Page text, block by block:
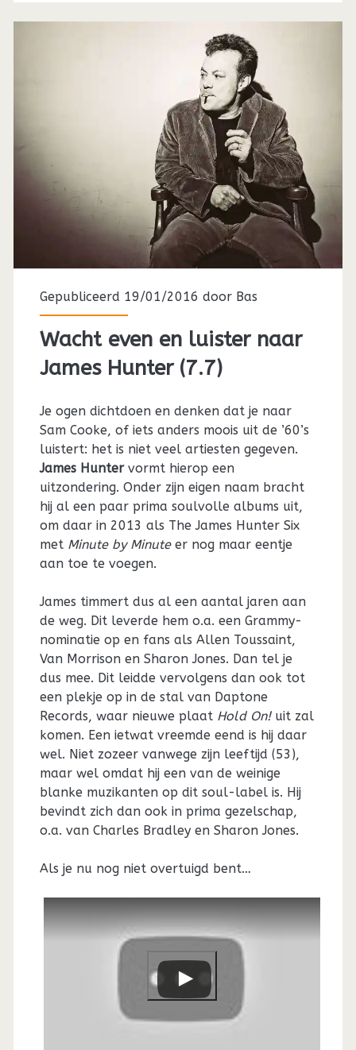
Gepubliceerd 19/01/2016 door Bas
Wacht even en luister naar
James Hunter (7.7)
Je ogen dichtdoen en denken dat je naar
Sam Cooke, of iets anders moois uit de ’60’s
luistert: het is niet veel artiesten gegeven.
James Huntervormt hierop een
uitzondering. Onder zijn eigen naam bracht
hij al een paar prima soulvolle albums uit,
om daar in 2013 als The James Hunter Six
met Minute by Minuteer nog maar eentje
aan toe te voegen.
James timmert dus al een aantal jaren aan
de weg. Dit leverde hem o.a. een Grammy-
nominatie op en fans als Allen Toussaint,
Van Morrison en Sharon Jones. Dan tel je
dus mee. Dit leidde vervolgens dan ook tot
een plekje op in de stal van Daptone
Records, waar nieuwe plaat Hold On!uit zal
komen. Een ietwat vreemde eend is hij daar
wel. Niet zozeer vanwege zijn leeftijd (53),
maar wel omdat hij een van de weinige
blanke muzikanten op dit soul-label is. Hij
bevindt zich dan ook in prima gezelschap,
o.a. van Charles Bradley en Sharon Jones.
Als je nu nog niet overtuigd bent…